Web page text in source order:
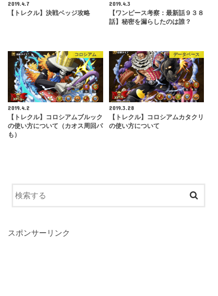
2019.4.7
【トレクル】決戦ベッジ攻略
2019.4.3
【ワンピース考察：最新話９３８
話】秘密を漏らしたのは誰？
コロシアム
2019.4.2
【トレクル】コロシアムブルック
の使い方について（カオス周回パ
も）
データベース
2019.3.28
【トレクル】コロシアムカタクリ
の使い方について
スポンサーリンク